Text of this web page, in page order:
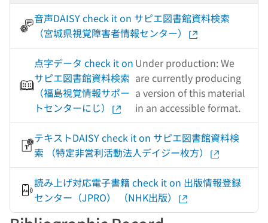
音声DAISY check it on サピエ図書館資料検索
（宮城県視覚障害者情報センター）
点字データ check it on
サピエ図書館資料検索
（福島視覚情報サポー
トセンターにじ）
Under production: We
are currently producing
a version of this material
in an accessible format.
テキストDAISY check it on サピエ図書館資料検
索 （特定非営利活動法人デイジー枚方）
読み上げ対応電子書籍 check it on 出版情報登録
センター（JPRO） （NHK出版）